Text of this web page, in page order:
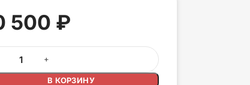
500 ₽
В КОРЗИНУ